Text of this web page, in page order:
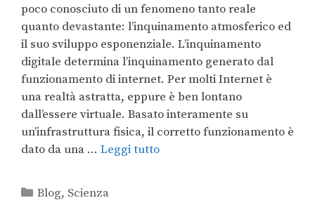
poco conosciuto di un fenomeno tanto reale
quanto devastante: l’inquinamento atmosferico ed
il suo sviluppo esponenziale. L’inquinamento
digitale determina l’inquinamento generato dal
funzionamento di internet. Per molti Internet è
una realtà astratta, eppure è ben lontano
dall’essere virtuale. Basato interamente su
un’infrastruttura fisica, il corretto funzionamento è
dato da una … Leggi tutto
Blog, Scienza